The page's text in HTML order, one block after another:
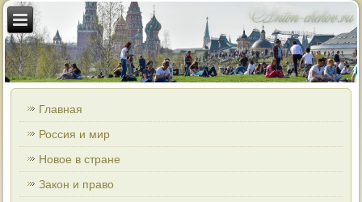
Главная
Россия и мир
Новое в стране
Закон и право